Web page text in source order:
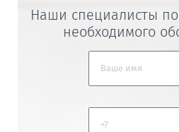
Наши специалисты
необходимого